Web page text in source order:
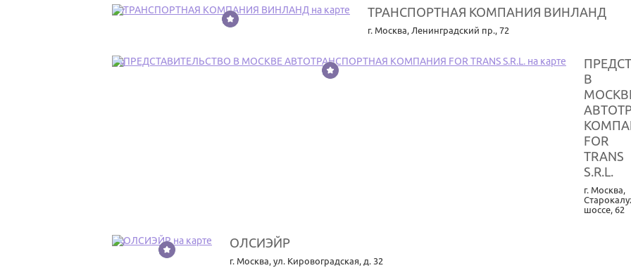
17 ТРАНСПОРТНАЯ КОМПАНИЯ ВИНЛАНД
г. Москва, Ленинградский пр., 72
18
В
FOR
TRANS
S.R.L.
г. Москва,
шоссе, 62
19 ОЛСИЭЙР
г. Москва, ул. Кировоградская, д. 32